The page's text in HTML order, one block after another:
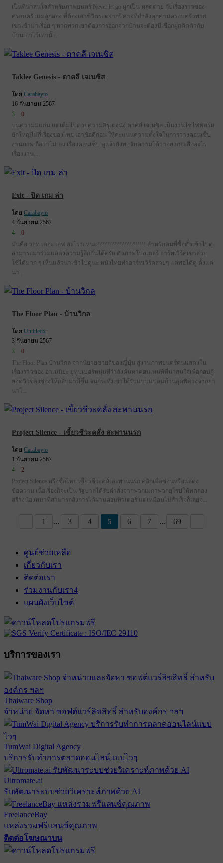
เป็นที่น่าสนใจสำหรับภาพยนตร์ Never let go ผูกเป็น หลุดตาย กับเรื่องราวของ
ครอบครัวแม่ลูกสอง ที่ต้องเอาชีวิตรอดจากปีศาจที่กำลังคุกคามครอบครัวพวก
เขาเข้ามาเรื่อย ๆ หากพวกเขาต้องการออกจากบ้านจะต้องมีเชือกผูกติดตัวกับ
บ้านเอาไว้เท่านั้...
Taklee Genesis - ตาคลี เจเนซิส
โดย Carabayto
16 กันยายน 2567
3
0
บนความมีแก่น แต่เต็มไปด้วยความอิรุงตุงนัง ตาคลี เจเนซิส เป็นงานไซไฟฟอร์ม
ยักใหญ่ไม่กี่เรื่องของไทย เอาข้อดีก่อน ให้คะแนนความตั้งใจในการวางคอนเซ็ป
งานภาพ ถือว่าไม่เลว เรื่องคอนเซ็ป ดูแล้วยังพอจับความได้ว่าอยากจะสื่ออะไร
เรื่องงาน...
Exit - ปิด เกม ล่า
โดย Carabayto
4 กันยายน 2567
4
0
มันคือ วอท เดอะ เอฟ อะไรวะหนะ???????????????!!!!!! สำหรับคนที่ซื้อตั๋วเข้าไปดู
สามารถมาร่วมแสดงความรู้สึกกันได้ครับ ตัวภาพโปสเตอร์ อาร์ทเวิร์คเขาสวย
ใช้ได้มาก ๆ เห็นแล้วน่าเข้าไปดูนะ หนังไทยทำอาร์ทเวิร์คสวยๆ แต่พอได้ดู ตั้งแต่
นา...
The Floor Plan - บ้านวิกล
โดย Untitledx
3 กันยายน 2567
3
0
The Floor Plan บ้านวิกล จากนิยายขายดีของญี่ปุ่น สู่งานภาพยนตร์คนแสดงใน
เรื่องราวของ อาเมมิยะ ยูทูปเบอร์หนุ่มที่กำลังค้นหาคอนเทนท์ที่น่าสนใจเพื่อกอบกู้
ยอดวิวของช่องให้กลับมาดีขึ้น จนกระทั่งเขาได้รับแบบแปลนบ้านสุดพิศวงจากยา
นาโ...
Project Silence - เขี้ยวชีวะคลั่ง สะพานนรก
โดย Carabayto
1 กันยายน 2567
4
2
Project Silence หรือชื่อไทย เขี้ยวชีวะคลั่งสะพานนรก คลิกเพื่อซ่อนหรือแสดง
ข้อความ เนื้อเรื่องก็จะเป็น รัฐบาลได้รับคำสั่งจากพวกเมกาพวกยุโรปให้ทดลอง
สร้างน้องหมาที่สามารถสั่งการได้ผ่านคอมพิวเตอร์ แต่เหมือนไม่สำเร็จก็เลยจ...
1 ... 3 4 5 6 7 ... 69
ศูนย์ช่วยเหลือ
เกี่ยวกับเรา
ติดต่อเรา
ร่วมงานกับเรา4
แผนผังเว็บไซต์
บริการของเรา
Thaiware Shop
จำหน่าย จัดหา ซอฟต์แวร์ลิขสิทธิ์ สำหรับองค์กร ฯลฯ
TumWai Digital Agency
บริการรับทำการตลาดออนไลน์แบบไวๆ
Ultromate.ai
รับพัฒนาระบบช่วยวิเคราะห์ภาพด้วย AI
FreelanceBay
แหล่งรวมฟรีแลนซ์คุณภาพ
ติดต่อโฆษณาบน